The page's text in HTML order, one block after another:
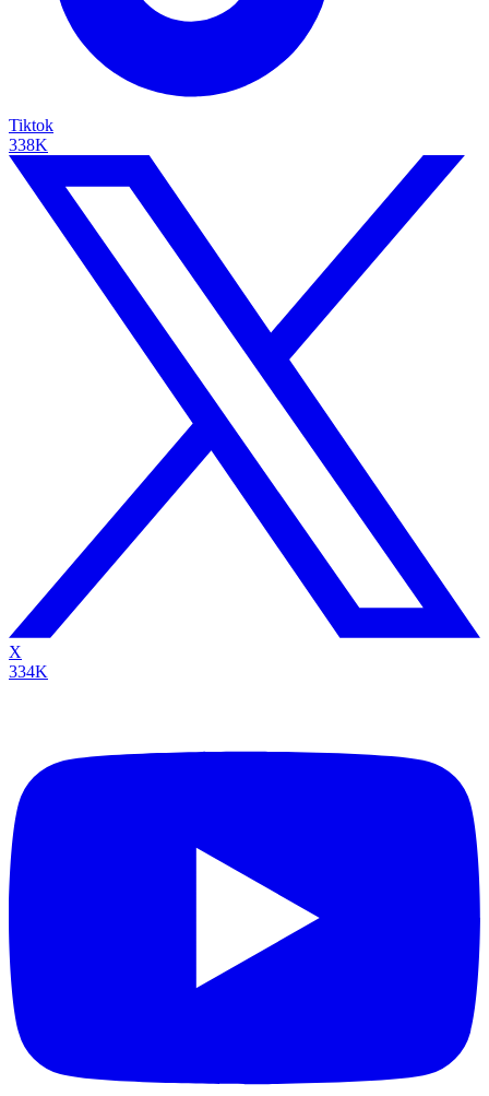
Tiktok
338K
X
334K